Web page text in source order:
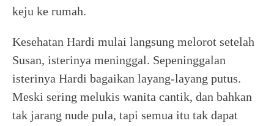
keju ke rumah.
Kesehatan Hardi mulai langsung melorot setelah
Susan, isterinya meninggal. Sepeninggalan
isterinya Hardi bagaikan layang-layang putus.
Meski sering melukis wanita cantik, dan bahkan
tak jarang nude pula, tapi semua itu tak dapat